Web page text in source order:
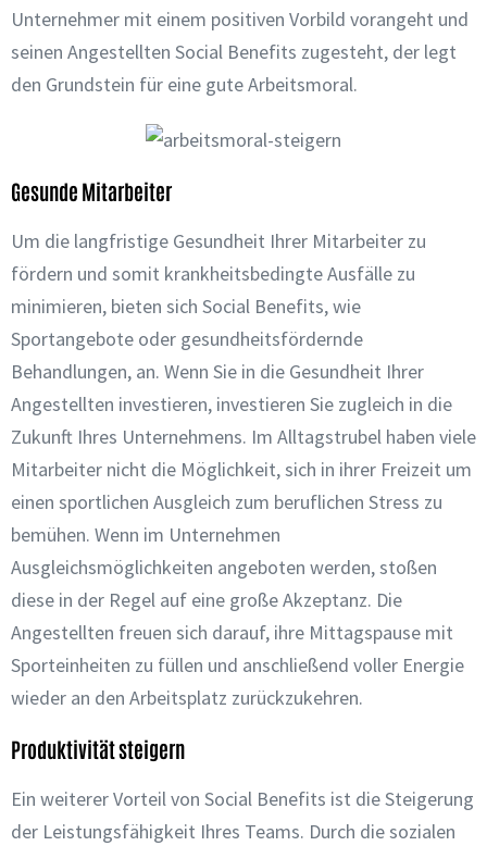
Unternehmer mit einem positiven Vorbild vorangeht und
seinen Angestellten Social Benefits zugesteht, der legt
den Grundstein für eine gute Arbeitsmoral.
Gesunde Mitarbeiter
Um die langfristige Gesundheit Ihrer Mitarbeiter zu
fördern und somit krankheitsbedingte Ausfälle zu
minimieren, bieten sich Social Benefits, wie
Sportangebote oder gesundheitsfördernde
Behandlungen, an. Wenn Sie in die Gesundheit Ihrer
Angestellten investieren, investieren Sie zugleich in die
Zukunft Ihres Unternehmens. Im Alltagstrubel haben viele
Mitarbeiter nicht die Möglichkeit, sich in ihrer Freizeit um
einen sportlichen Ausgleich zum beruflichen Stress zu
bemühen. Wenn im Unternehmen
Ausgleichsmöglichkeiten angeboten werden, stoßen
diese in der Regel auf eine große Akzeptanz. Die
Angestellten freuen sich darauf, ihre Mittagspause mit
Sporteinheiten zu füllen und anschließend voller Energie
wieder an den Arbeitsplatz zurückzukehren.
Produktivität steigern
Ein weiterer Vorteil von Social Benefits ist die Steigerung
der Leistungsfähigkeit Ihres Teams. Durch die sozialen